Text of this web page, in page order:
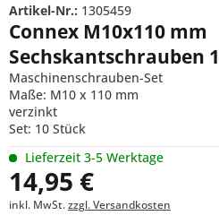
Artikel-Nr.: 1305459
Connex M10x110 mm
Sechskantschrauben
Maschinenschrauben-Set
Maße: M10 x 110 mm
verzinkt
Set: 10 Stück
Lieferzeit 3-5 Werktage
14,95 €
inkl. MwSt.zzgl. Versandkosten